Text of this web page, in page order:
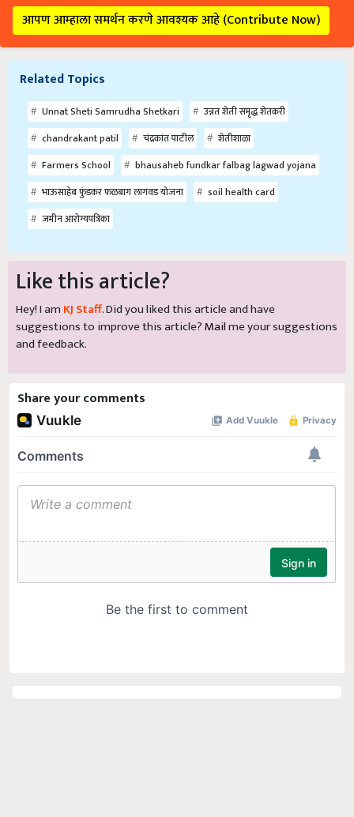
आपण आम्हाला समर्थन करणे आवश्यक आहे (Contribute Now)
Related Topics
Unnat Sheti Samrudha Shetkari
उन्नत शेती समृद्ध शेतकरी
chandrakant patil
चंद्रकांत पाटील
शेतीशाळा
Farmers School
bhausaheb fundkar falbag lagwad yojana
भाऊसाहेब फुंडकर फळबाग लागवड योजना
soil health card
जमीन आरोग्यपत्रिका
Like this article?
Hey! I am KJ Staff. Did you liked this article and have
suggestions to improve this article?Mailme your suggestions
and feedback.
Share your comments